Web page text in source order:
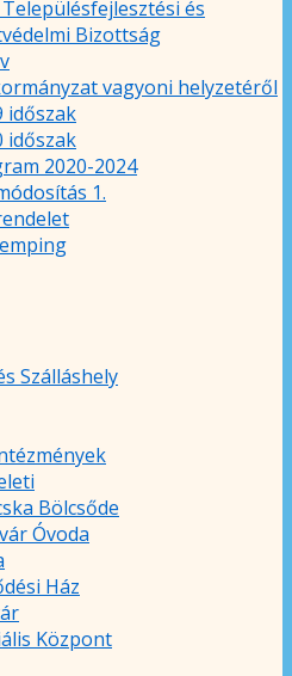
és
Bizottság
vagyoni helyzetéről
időszak
időszak
2020-2024
1.
Szálláshely
Bölcsőde
Óvoda
Ház
Központ